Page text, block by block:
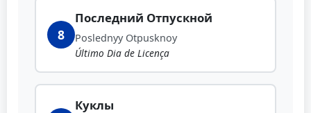
8
Последний Отпускной
Poslednyy Otpusknoy
Último Dia de Licença
Куклы